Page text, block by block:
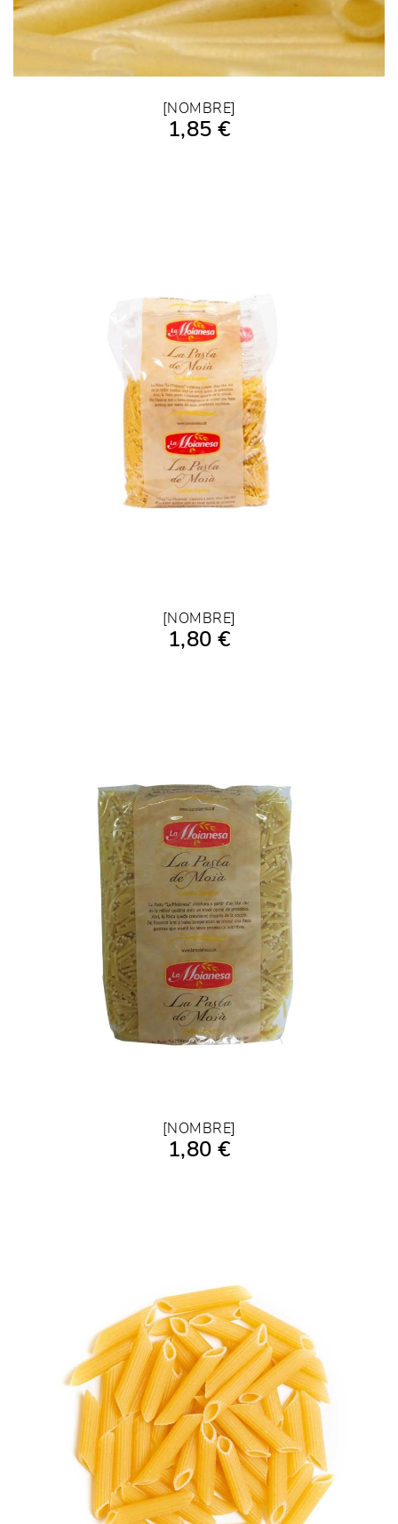
AÑADIR A LA COMPRA
[NOMBRE]
1,85 €
AÑADIR A LA COMPRA
[NOMBRE]
1,80 €
AÑADIR A LA COMPRA
[NOMBRE]
1,80 €